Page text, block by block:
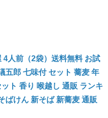
4人前（2袋）送料無料 お試
五郎 七味付 セット 蕎麦 年
ト 香り 喉越し 通販 ランキ
ばけん 新そば 新蕎麦 通販